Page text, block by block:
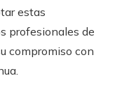
estas
profesionales de
compromiso con